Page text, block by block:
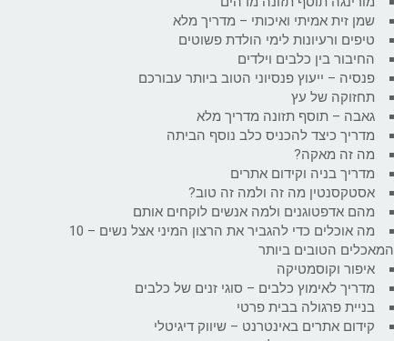
שמן זית אמיתי ואיכותי – מדריך מלא
טיפים ורעיונות לימי הולדת פשוטים
החיבור בין כלבים וילדים
פנסיה – ייעוץ פנסיוני הטוב ביותר עבורכם
תחזוקה של עץ
גאבה – תוסף תזונה מדריך מלא
מדריך כיצד להכניס כלב נוסף הביתה
מה זה מאקה?
מדריך בניה וקידום אתרים
אסטקסנטין מה זה ולמה זה טוב?
מהם אדפטוגנים ולמה אנשים לוקחים אותם
מה אוכלים כדי להגביר את הרצון המיני אצל נשים – 10
המאכלים הטובים ביותר
איפור וקוסמטיקה
מדריך לאימוץ כלבים – סוגי זנים של כלבים
בניית פרגולה בבית פרטי
קידום אתרים באינטרנט – שיווק דיגיטלי